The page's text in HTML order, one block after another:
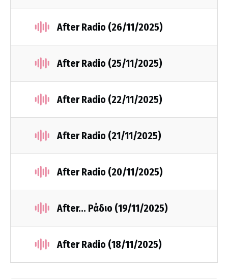
After Radio (26/11/2025)
After Radio (25/11/2025)
After Radio (22/11/2025)
After Radio (21/11/2025)
After Radio (20/11/2025)
After... Ράδιο (19/11/2025)
After Radio (18/11/2025)